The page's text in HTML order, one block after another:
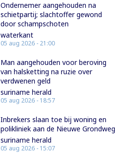
Ondernemer aangehouden na
schietpartij; slachtoffer gewond
door schampschoten
waterkant
05 aug 2026 - 21:00
Man aangehouden voor beroving
van halsketting na ruzie over
verdwenen geld
suriname herald
05 aug 2026 - 18:57
Inbrekers slaan toe bij woning en
polikliniek aan de Nieuwe Grondweg
suriname herald
05 aug 2026 - 15:07